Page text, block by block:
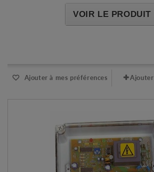
VOIR LE PRODUIT
Ajouter à mes préférences